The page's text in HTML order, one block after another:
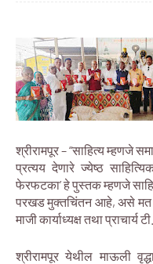
श्रीरामपूर – “साहित्य म्हणजे
प्रत्यय देणारे ज्येष्ठ
फेरफटका’ हे पुस्तक म्हणजे
परखड मुक्तचिंतन आहे, असे मत
माजी कार्याध्यक्ष तथा
श्रीरामपूर येथील माऊली